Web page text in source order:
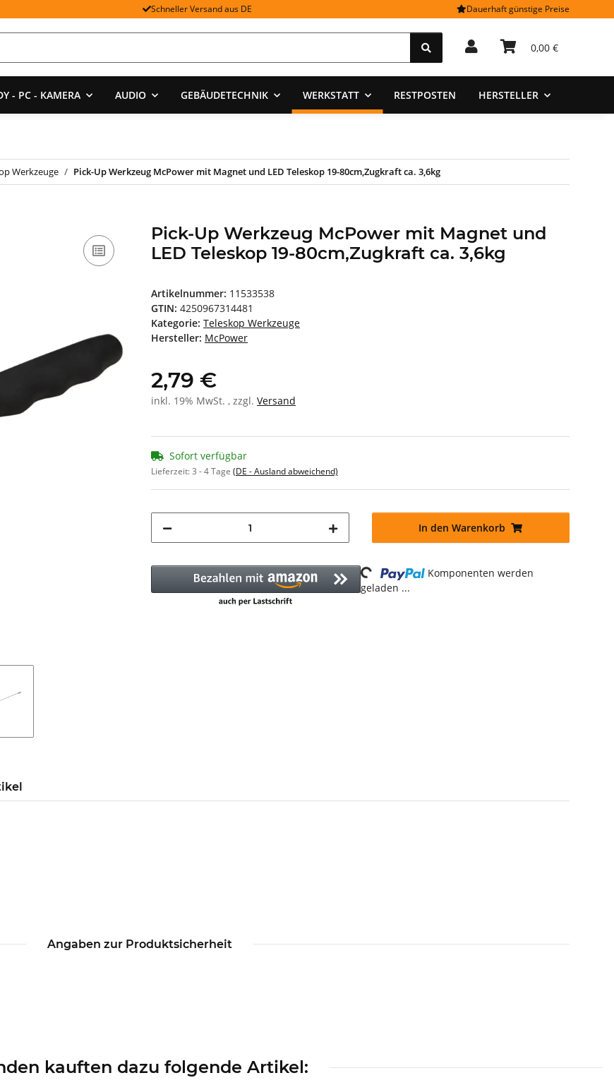
Schneller Versand aus DE Dauerhaft günstige Preise
0,00 €
- PC - KAMERA AUDIO GEBÄUDETECHNIK WERKSTATT RESTPOSTEN HERSTELLER
Werkzeuge Pick-Up Werkzeug McPower mit Magnet und LED Teleskop 19-80cm,Zugkraft ca. 3,6kg
Pick-Up Werkzeug McPower mit Magnet und
LED Teleskop 19-80cm,Zugkraft ca. 3,6kg
Artikelnummer: 11533538
GTIN: 4250967314481
Kategorie: Teleskop Werkzeuge
Hersteller: McPower
2,79 €
inkl. 19% MwSt. , zzgl. Versand
Sofort verfügbar
Lieferzeit:3 - 4 Tage (DE - Ausland abweichend)
In den Warenkorb
Loading...
Komponenten werden
geladen ...
Angaben zur Produktsicherheit
kauften dazu folgende Artikel: